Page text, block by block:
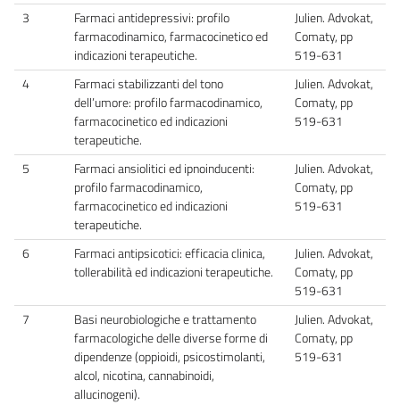
3
Farmaci antidepressivi: profilo
farmacodinamico, farmacocinetico ed
indicazioni terapeutiche.
Julien. Advokat,
Comaty, pp
519-631
4
Farmaci stabilizzanti del tono
dell’umore: profilo farmacodinamico,
farmacocinetico ed indicazioni
terapeutiche.
Julien. Advokat,
Comaty, pp
519-631
5
Farmaci ansiolitici ed ipnoinducenti:
profilo farmacodinamico,
farmacocinetico ed indicazioni
terapeutiche.
Julien. Advokat,
Comaty, pp
519-631
6
Farmaci antipsicotici: efficacia clinica,
tollerabilità ed indicazioni terapeutiche.
Julien. Advokat,
Comaty, pp
519-631
7
Basi neurobiologiche e trattamento
farmacologiche delle diverse forme di
dipendenze (oppioidi, psicostimolanti,
alcol, nicotina, cannabinoidi,
allucinogeni).
Julien. Advokat,
Comaty, pp
519-631